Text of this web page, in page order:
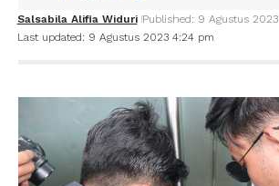
Last updated: 9 Agustus 2023 4:24 pm
Salsabila Alifia Widuri Published: 9 Agustus 2023